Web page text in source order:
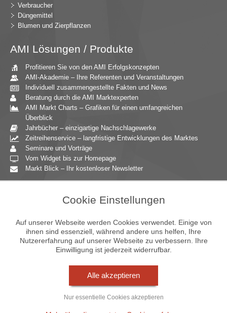
Verbraucher
Düngemittel
Blumen und Zierpflanzen
AMI Lösungen / Produkte
Profitieren Sie von den AMI Erfolgskonzepten
AMI-Akademie – Ihre Referenten und Veranstaltungen
Individuell zusammengestellte Fakten und News
Beratung durch die AMI Marktexperten
AMI Markt Charts – Grafiken für einen umfangreichen
Überblick
Jahrbücher – einzigartige Nachschlagewerke
Zeitreihenservice – langfristige Entwicklungen des Marktes
Seminare und Vorträge
Vom Widget bis zur Homepage
Markt Blick – Ihr kostenloser Newsletter
Unternehmensberatung
Ernährungsgewerbe
Einzelhandel
Bildung & Wissenschaft
Presse & Medien
Cookie Einstellungen
Auf unserer Webseite werden Cookies verwendet. Einige von
ihnen sind essenziell, während andere uns helfen, Ihre
Nutzererfahrung auf unserer Webseite zu verbessern. Ihre
Einwilligung ist jederzeit widerrufbar.
Alle akzeptieren
Nur essentielle Cookies akzeptieren